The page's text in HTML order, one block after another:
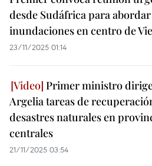
desde Sudáfrica para
inundaciones en centro de
23/11/2025 01:14
Primer ministro
Argelia tareas de
desastres naturales en
centrales
21/11/2025 03:54